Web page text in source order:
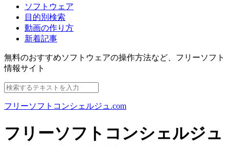
ソフトウェア
目的別検索
動画の作り方
新着記事
無料のおすすめソフトウェアの操作方法など、 フリーソフト
情報サイト
フリーソフトコンシェルジュ.com
フリーソフトコンシェルジュ